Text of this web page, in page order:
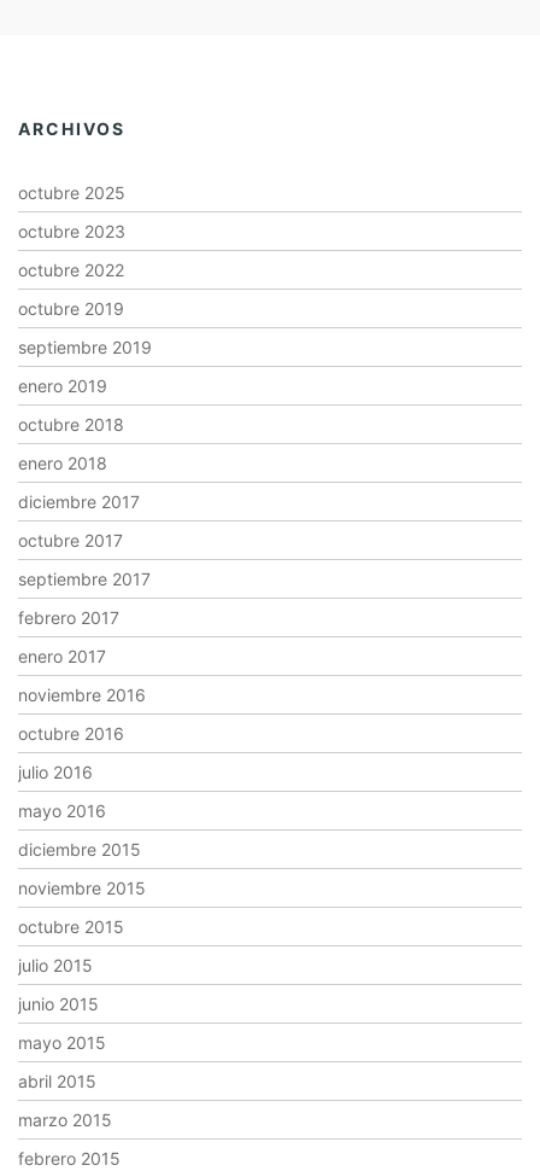
ARCHIVOS
octubre 2025
octubre 2023
octubre 2022
octubre 2019
septiembre 2019
enero 2019
octubre 2018
enero 2018
diciembre 2017
octubre 2017
septiembre 2017
febrero 2017
enero 2017
noviembre 2016
octubre 2016
julio 2016
mayo 2016
diciembre 2015
noviembre 2015
octubre 2015
julio 2015
junio 2015
mayo 2015
abril 2015
marzo 2015
febrero 2015